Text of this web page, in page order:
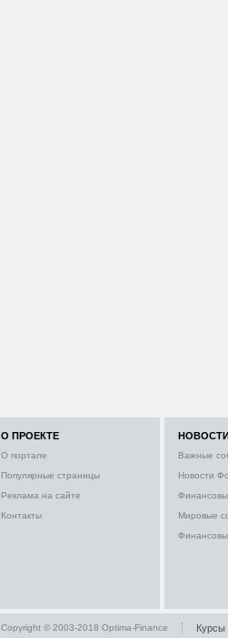
О ПРОЕКТЕ
О портале
Популярные страницы
Реклама на сайте
Контакты
НОВОСТИ
Важные
Новости
Мировые
Copyright © 2003-2018 Optima-Finance Курсы